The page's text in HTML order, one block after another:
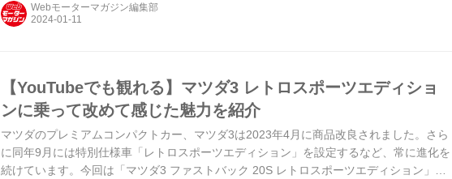
Webモーターマガジン編集部
【YouTubeでも観れる】マツダ3 レトロスポーツエディショ
ンに乗って改めて感じた魅力を紹介
マツダのプレミアムコンパクトカー、マツダ3は2023年4月に商品改良されました。さら
に同年9月には特別仕様車「レトロスポーツエディション」を設定するなど、常に進化を
続けています。今回は「マツダ3 ファストバック 20S レトロスポーツエディション」を